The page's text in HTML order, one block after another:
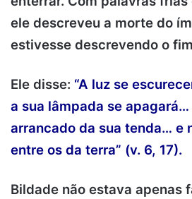
ele descreveu a morte do
estivesse descrevendo o
Ele disse: “A luz se
a sua lâmpada se apagará…
arrancado da sua tenda… e
entre os da terra” (v. 6, 17).
Bildade não estava apenas